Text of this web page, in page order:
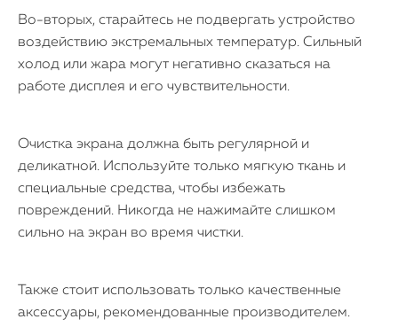
Во-вторых, старайтесь не подвергать устройство
воздействию экстремальных температур. Сильный
холод или жара могут негативно сказаться на
работе дисплея и его чувствительности.
Очистка экрана должна быть регулярной и
деликатной. Используйте только мягкую ткань и
специальные средства, чтобы избежать
повреждений. Никогда не нажимайте слишком
сильно на экран во время чистки.
Также стоит использовать только качественные
аксессуары, рекомендованные производителем.